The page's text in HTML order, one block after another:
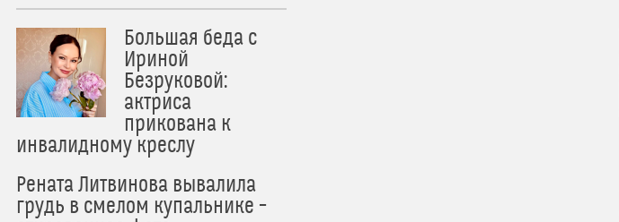
Большая беда с
Ириной
Безруковой:
актриса
прикована к
инвалидному креслу
Рената Литвинова вывалила
грудь в смелом купальнике –